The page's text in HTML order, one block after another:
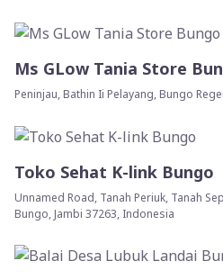
Ms GLow Tania Store
Peninjau, Bathin Ii Pelayang, Bungo
Toko Sehat K-link Bungo
Unnamed Road, Tanah Periuk, Tanah
Bungo, Jambi 37263, Indonesia